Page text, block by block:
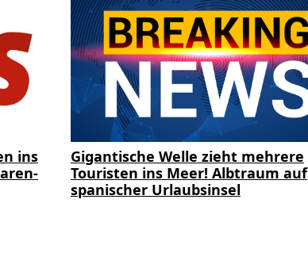
ins
Gigantische Welle zieht mehrere
Touristen ins Meer! Albtraum auf
spanischer Urlaubsinsel